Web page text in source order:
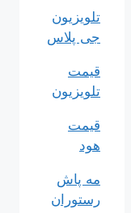
تلویزیون
جی پلاس
قیمت
تلویزیون
قیمت
هود
مه پاش
رستوران